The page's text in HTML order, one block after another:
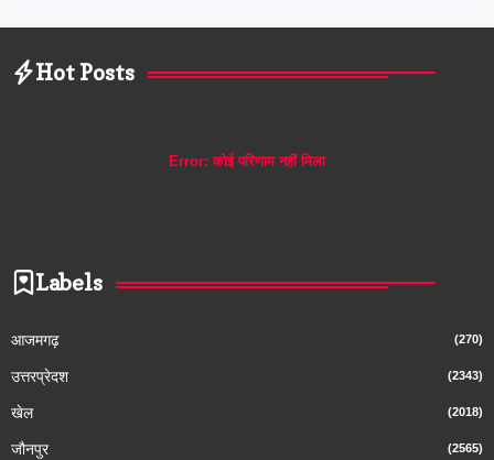
Hot Posts
Error: कोई परिणाम नहीं मिला
Labels
आजमगढ़ (270)
उत्तरप्रेदश (2343)
खेल (2018)
जौनपुर (2565)